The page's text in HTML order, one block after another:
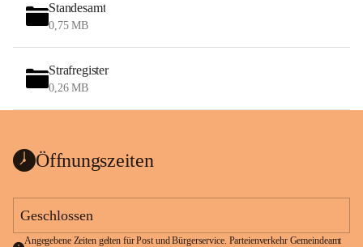
Standesamt
0,75 MB
Strafregister
0,26 MB
Öffnungszeiten
Geschlossen
Angegebene Zeiten gelten für Post und Bürgerservice. Parteienverkehr Gemeindeamt